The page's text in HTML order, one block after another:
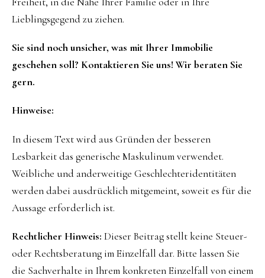
Lieblingsgegend zu ziehen.
Sie sind noch unsicher, was mit Ihrer Immobilie
geschehen soll? Kontaktieren Sie uns! Wir beraten Sie
gern.
Hinweise:
In diesem Text wird aus Gründen der besseren
Lesbarkeit das generische Maskulinum verwendet.
Weibliche und anderweitige Geschlechteridentitäten
werden dabei ausdrücklich mitgemeint, soweit es für die
Aussage erforderlich ist.
Rechtlicher Hinweis: Dieser Beitrag stellt keine Steuer-
oder Rechtsberatung im Einzelfall dar. Bitte lassen Sie
die Sachverhalte in Ihrem konkreten Einzelfall von einem